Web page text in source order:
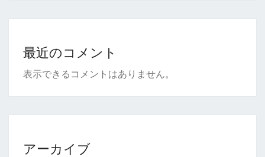
最近のコメント
表示できるコメントはありません。
アーカイブ